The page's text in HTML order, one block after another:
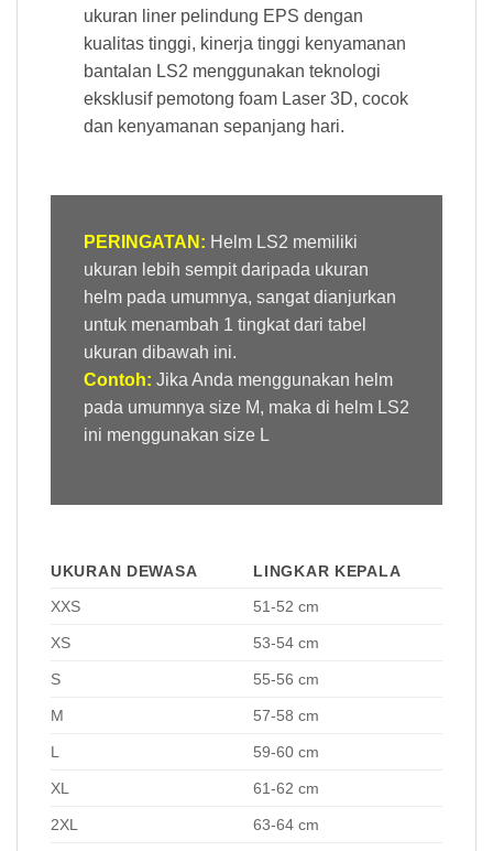
ukuran liner pelindung EPS dengan
kualitas tinggi, kinerja tinggi kenyamanan
bantalan LS2 menggunakan teknologi
eksklusif pemotong foam Laser 3D, cocok
dan kenyamanan sepanjang hari.
PERINGATAN: Helm LS2 memiliki
ukuran lebih sempit daripada ukuran
helm pada umumnya, sangat dianjurkan
untuk menambah 1 tingkat dari tabel
ukuran dibawah ini.
Contoh: Jika Anda menggunakan helm
pada umumnya size M, maka di helm LS2
ini menggunakan size L
UKURAN DEWASA
LINGKAR KEPALA
XXS
51-52 cm
XS 53-54 cm
S 55-56 cm
M 57-58 cm
L 59-60 cm
XL 61-62 cm
2XL 63-64 cm